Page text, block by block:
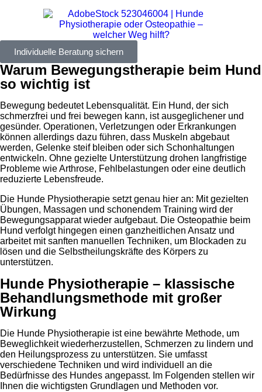
Individuelle Beratung sichern
Warum Bewegungstherapie beim Hund
so wichtig ist
Bewegung bedeutet Lebensqualität. Ein Hund, der sich
schmerzfrei und frei bewegen kann, ist ausgeglichener und
gesünder. Operationen, Verletzungen oder Erkrankungen
können allerdings dazu führen, dass Muskeln abgebaut
werden, Gelenke steif bleiben oder sich Schonhaltungen
entwickeln. Ohne gezielte Unterstützung drohen langfristige
Probleme wie Arthrose, Fehlbelastungen oder eine deutlich
reduzierte Lebensfreude.
Die Hunde Physiotherapie setzt genau hier an: Mit gezielten
Übungen, Massagen und schonendem Training wird der
Bewegungsapparat wieder aufgebaut. Die Osteopathie beim
Hund verfolgt hingegen einen ganzheitlichen Ansatz und
arbeitet mit sanften manuellen Techniken, um Blockaden zu
lösen und die Selbstheilungskräfte des Körpers zu
unterstützen.
Hunde Physiotherapie – klassische
Behandlungsmethode mit großer
Wirkung
Die Hunde Physiotherapie ist eine bewährte Methode, um
Beweglichkeit wiederherzustellen, Schmerzen zu lindern und
den Heilungsprozess zu unterstützen. Sie umfasst
verschiedene Techniken und wird individuell an die
Bedürfnisse des Hundes angepasst. Im Folgenden stellen wir
Ihnen die wichtigsten Grundlagen und Methoden vor.